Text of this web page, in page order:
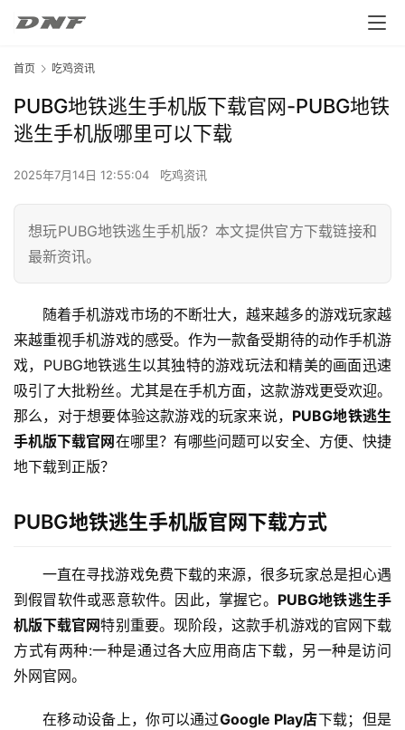
首页 吃鸡资讯
PUBG地铁逃生手机版下载官网-PUBG地铁
逃生手机版哪里可以下载
2025年7月14日 12:55:04 吃鸡资讯
想玩PUBG地铁逃生手机版？本文提供官方下载链接和
最新资讯。
随着手机游戏市场的不断壮大，越来越多的游戏玩家越
来越重视手机游戏的感受。作为一款备受期待的动作手机游
戏，PUBG地铁逃生以其独特的游戏玩法和精美的画面迅速
吸引了大批粉丝。尤其是在手机方面，这款游戏更受欢迎。
那么，对于想要体验这款游戏的玩家来说， PUBG地铁逃生
手机版下载官网 在哪里？有哪些问题可以安全、方便、快捷
地下载到正版？
PUBG地铁逃生手机版官网下载方式
一直在寻找游戏免费下载的来源，很多玩家总是担心遇
到假冒软件或恶意软件。因此，掌握它。 PUBG地铁逃生手
机版下载官网特别重要。现阶段，这款手机游戏的官网下载
方式有两种:一种是通过各大应用商店下载，另一种是访问
外网官网。
在移动设备上，你可以通过Google Play店下载；但是